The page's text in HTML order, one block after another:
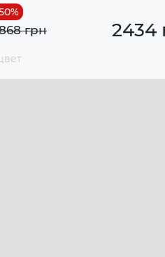
2434
грн